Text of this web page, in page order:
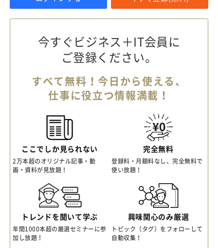
今すぐビジネス＋IT会員に
ご登録ください。
すべて無料！今日から使える、
仕事に役立つ情報満載！
ここでしか見られない
2万本超のオリジナル記事・動
画・資料が見放題！
完全無料
登録料・月額料なし、完全無料で
使い放題！
トレンドを聞いて学ぶ
年間1000本超の厳選セミナーに参
加し放題！
興味関心のみ厳選
トピック（タグ）をフォローして
自動収集！